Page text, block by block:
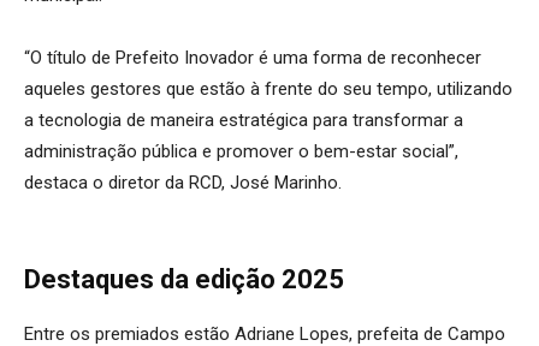
“O título de Prefeito Inovador é uma forma de reconhecer
aqueles gestores que estão à frente do seu tempo, utilizando
a tecnologia de maneira estratégica para transformar a
administração pública e promover o bem-estar social”,
destaca o diretor da RCD, José Marinho.
Destaques da edição 2025
Entre os premiados estão Adriane Lopes, prefeita de Campo